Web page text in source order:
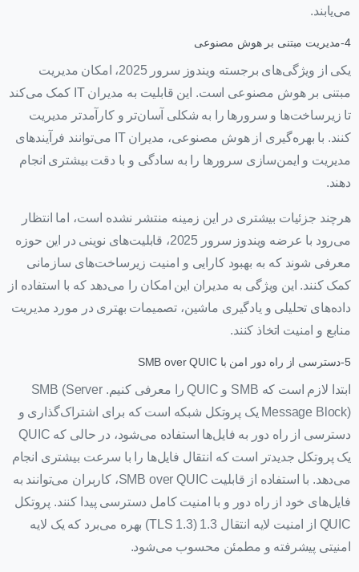
می‌یابند.
4-مدیریت مبتنی بر هوش مصنوعی
یکی از ویژگی‌های برجسته ویندوز سرور 2025، امکان مدیریت
مبتنی بر هوش مصنوعی است. این قابلیت به مدیران IT کمک می‌کند
تا زیرساخت‌ها و سرورها را به شکلی آسان‌تر و کارآمدتر مدیریت
کنند. با بهره‌گیری از هوش مصنوعی، مدیران IT می‌توانند فرآیندهای
مدیریت و ایمن‌سازی سرورها را به سادگی و با دقت بیشتری انجام
دهند.
هرچند جزئیات بیشتری در این زمینه منتشر نشده است، اما انتظار
می‌رود با عرضه ویندوز سرور 2025، قابلیت‌های نوینی در این حوزه
معرفی شوند که به بهبود کارایی و امنیت زیرساخت‌های سازمانی
کمک کنند. این ویژگی به مدیران این امکان را می‌دهد که با استفاده از
داده‌های تحلیلی و یادگیری ماشین، تصمیمات بهتری در مورد مدیریت
منابع و امنیت اتخاذ کنند.
5-دسترسی از راه دور امن با SMB over QUIC
ابتدا لازم است که SMB و QUIC را معرفی کنیم. SMB (Server
Message Block) یک پروتکل شبکه است که برای اشتراک‌گذاری و
دسترسی از راه دور به فایل‌ها استفاده می‌شود، در حالی که QUIC
یک پروتکل جدیدتر است که انتقال فایل‌ها را با سرعت بیشتری انجام
می‌دهد. با استفاده از قابلیت SMB over QUIC، کاربران می‌توانند به
فایل‌های خود از راه دور و با امنیت کامل دسترسی پیدا کنند. پروتکل
QUIC از امنیت لایه انتقال 1.3 (TLS 1.3) بهره می‌برد که یک لایه
امنیتی پیشرفته و مطمئن محسوب می‌شود.